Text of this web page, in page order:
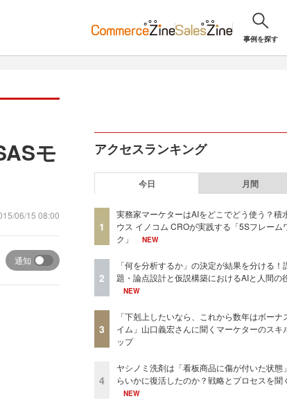
事例を探す
モ
06/15 08:00
通知
アクセスランキング
今日 月間
1
実務家マーケターはAIをどこでどう使う？積
ウス イノコム CROが実践する「5Sフレーム
ク」
NEW
2
「何を分析するか」の決定が結果を分ける！
題・論点設計と仮説構築におけるAIと人間の
NEW
3
「下剋上したいなら、これから数年はボーナ
イム」山口義宏さんに聞くマーケターのスキ
ップ
4
ヤシノミ洗剤は「看板商品に傷が付いた状態
らいかに復活したのか？戦略とプロセスを聞
NEW